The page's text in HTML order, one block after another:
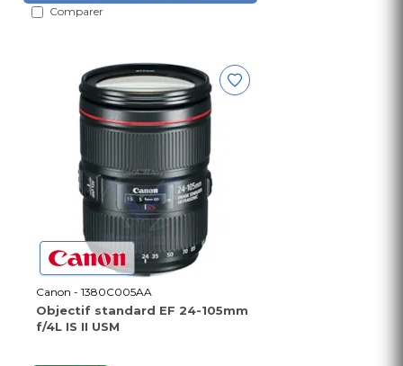
Comparer
Canon - 1380C005AA
Objectif standard EF 24-105mm
f/4L IS II USM